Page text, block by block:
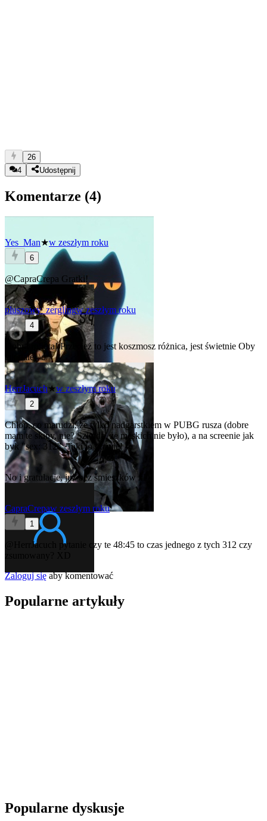
26
4
Udostępnij
Komentarze (4)
Yes_Man★w zeszłym roku
6
@CapraCrepa Gratki!
pluszowy_zerglingw zeszłym roku
4
Dobra robota! Przecież to jest koszmosz różnica, jest świetnie Oby
tak dalej \o/
HerrJacuch★w zeszłym roku
2
Chłop, co marudzi, że tylko nadgarstkiem w PUBG rusza (dobre
mam te skiny, nie? Szkoda, że męskich nie było), a na screenie jak
byk "sex: 312". Taki to pożyje!
No i gratulacje, już bez śmieszków xD
CapraCrepaw zeszłym roku
1
@HerrJacuch
pytanie czy te 48:45 to czas jednego z tych 312 czy
Zaloguj sięaby komentować
Popularne artykuły
Popularne dyskusje